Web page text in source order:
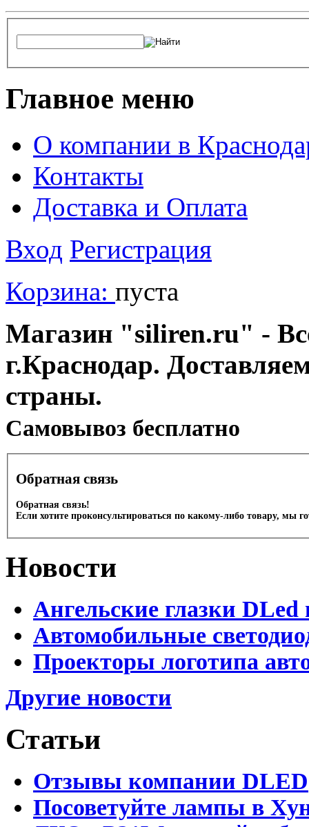
Главное меню
О компании в
Контакты
Доставка и Оплата
Вход Регистрация
Корзина: пуста
Магазин "siliren.ru" -
г.Краснодар.
страны.
Cамовывоз бесплатно
Обратная связь
Обратная связь!
Если хотите проконсультироваться по какому-либо товару, мы
Новости
Ангельские глазки DLed
Автомобильные
Проекторы логотипа
Другие новости
Статьи
Отзывы компании DLED
Посоветуйте лампы в